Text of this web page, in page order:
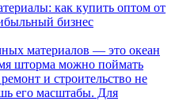
как купить оптом от
бизнес
материалов — это океан
шторма можно поймать
и строительство не
его масштабы. Для